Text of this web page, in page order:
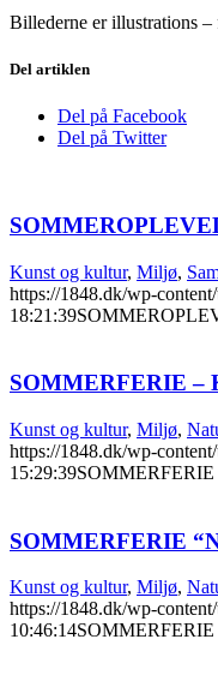
Billederne er illustrations
Del artiklen
Del på Facebook
Del på Twitter
Kunst og kultur, Miljø,
https://1848.dk/wp-
18:21:39
SOMMERFERIE
Kunst og kultur, Miljø,
https://1848.dk/wp-
15:29:39
SOMMERFERIE
Kunst og kultur, Miljø,
https://1848.dk/wp-
10:46:14